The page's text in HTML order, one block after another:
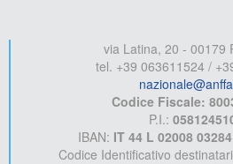
via Latina, 20 - 00179
tel. +39 063611524 /
Codice Fiscale:
P.I.:
IBAN: IT 44 L 02008
Codice Identificativo